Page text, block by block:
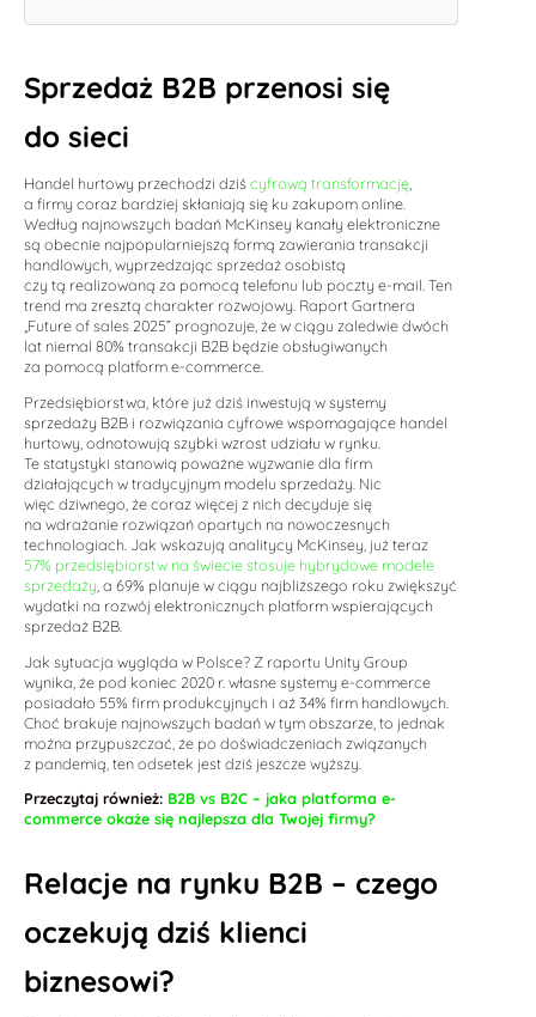
Sprzedaż B2B przenosi się
do sieci
Handel hurtowy przechodzi dziścyfrową transformację,
a firmy coraz bardziej skłaniają się ku zakupom online.
Według najnowszych badań McKinsey kanały elektroniczne
są obecnie najpopularniejszą formą zawierania transakcji
handlowych, wyprzedzając sprzedaż osobistą
czy tą realizowaną za pomocą telefonu lub poczty e-mail. Ten
trend ma zresztą charakter rozwojowy. Raport Gartnera
„Future of sales 2025” prognozuje, że w ciągu zaledwie dwóch
lat niemal 80% transakcji B2B będzie obsługiwanych
za pomocą platform e-commerce.
Przedsiębiorstwa, które już dziś inwestują w systemy
sprzedaży B2B i rozwiązania cyfrowe wspomagające handel
hurtowy, odnotowują szybki wzrost udziału w rynku.
Te statystyki stanowią poważne wyzwanie dla firm
działających w tradycyjnym modelu sprzedaży. Nic
więc dziwnego, że coraz więcej z nich decyduje się
na wdrażanie rozwiązań opartych na nowoczesnych
technologiach. Jak wskazują analitycy McKinsey, już teraz
57% przedsiębiorstw na świecie stosuje hybrydowe modele
sprzedaży , a 69% planuje w ciągu najbliższego roku zwiększyć
wydatki na rozwój elektronicznych platform wspierających
sprzedaż B2B.
Jak sytuacja wygląda w Polsce? Z raportu Unity Group
wynika, że pod koniec 2020 r. własne systemy e-commerce
posiadało 55% firm produkcyjnych i aż 34% firm handlowych.
Choć brakuje najnowszych badań w tym obszarze, to jednak
można przypuszczać, że po doświadczeniach związanych
z pandemią, ten odsetek jest dziś jeszcze wyższy.
Przeczytaj również: B2B vs B2C – jaka platforma e-
commerce okaże się najlepsza dla Twojej firmy?
Relacje na rynku B2B – czego
oczekują dziś klienci
biznesowi?